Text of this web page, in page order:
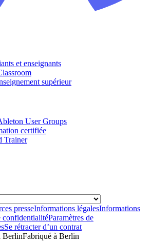
et enseignants
supérieur
User Groups
certifiée
Trainer
presseInformations légalesInformations
confidentialitéParamètres de
Se rétracter d’un contrat
Fabriqué à Berlin